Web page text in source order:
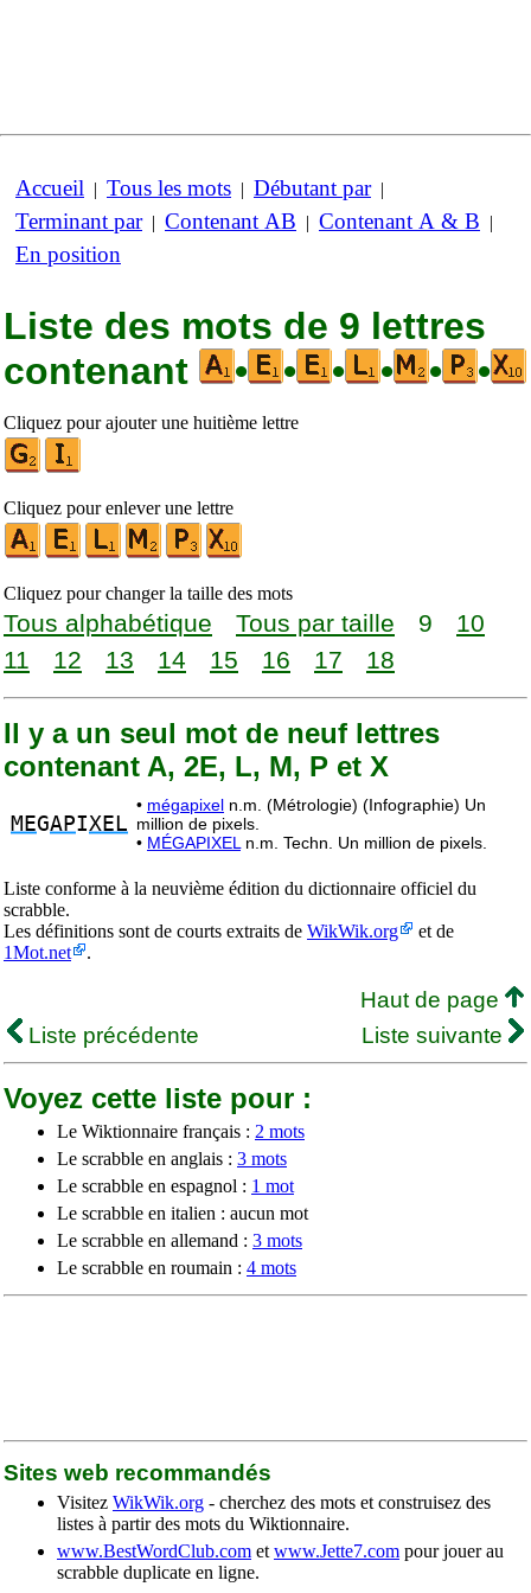
Accueil | Tous les mots | Débutant par|
Terminant par| Contenant AB | Contenant A & B |
En position
Liste des mots de 9 lettres
contenant
• • • • • •
Cliquez pour ajouter une huitième lettre
Cliquez pour enlever une lettre
Cliquez pour changer la taille des mots
Tous alphabétique Tous par taille 9
10
11
12 13 14 15 16 17 18
Il y a un seul mot de neuf lettres
contenant A, 2E, L, M, P et X
MEGAPIXEL
• mégapixel n.m. (Métrologie) (Infographie) Un
million de pixels.
• MÉGAPIXEL n.m. Techn. Un million de pixels.
Liste conforme à la neuvième édition du dictionnaire officiel du
scrabble.
Les définitions sont de courts extraits de WikWik.org
et de
1Mot.net
.
Haut de page
Liste précédente
Liste suivante
Voyez cette liste pour :
Le Wiktionnaire français : 2 mots
Le scrabble en anglais : 3 mots
Le scrabble en espagnol : 1 mot
Le scrabble en italien : aucun mot
Le scrabble en allemand : 3 mots
Le scrabble en roumain : 4 mots
Sites web recommandés
Visitez WikWik.org - cherchez des mots et construisez des
listes à partir des mots du Wiktionnaire.
www.BestWordClub.com et www.Jette7.com pour jouer au
scrabble duplicate en ligne.